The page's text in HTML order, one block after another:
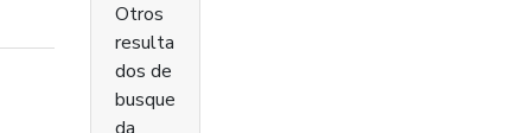
Otros
resulta
dos de
busque